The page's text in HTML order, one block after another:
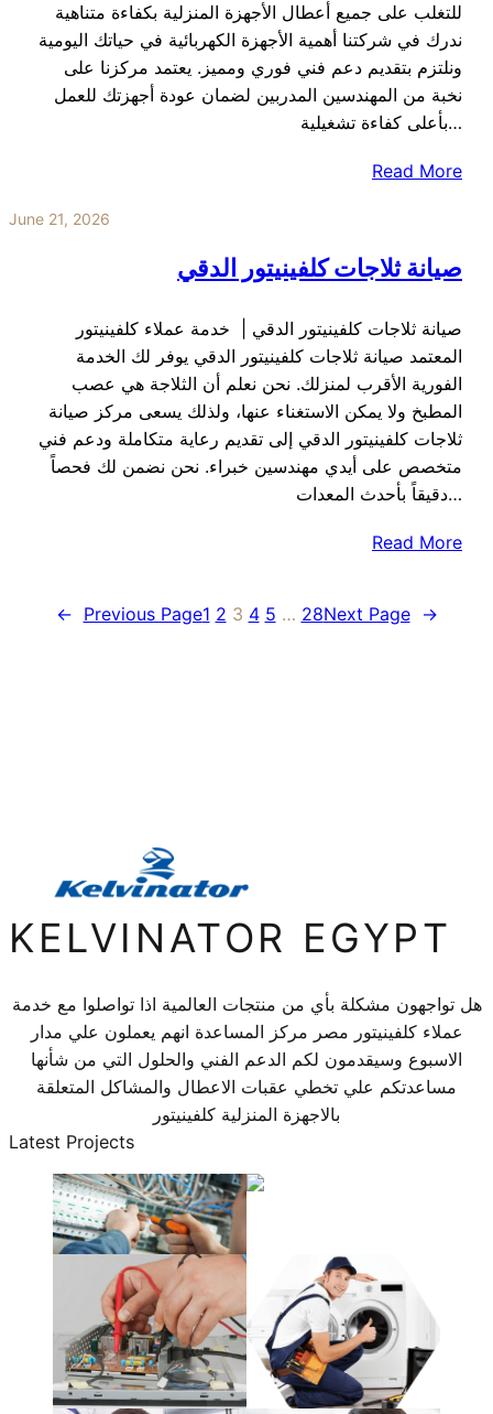
للتغلب على جميع أعطال الأجهزة المنزلية بكفاءة متناهية
ندرك في شركتنا أهمية الأجهزة الكهربائية في حياتك اليومية
ونلتزم بتقديم دعم فني فوري ومميز. يعتمد مركزنا على
نخبة من المهندسين المدربين لضمان عودة أجهزتك للعمل
بأعلى كفاءة تشغيلية…
Read More
June 21, 2026
صيانة ثلاجات كلفينيتور الدقي
صيانة ثلاجات كلفينيتور الدقي | خدمة عملاء كلفينيتور
المعتمد صيانة ثلاجات كلفينيتور الدقي يوفر لك الخدمة
الفورية الأقرب لمنزلك. نحن نعلم أن الثلاجة هي عصب
المطبخ ولا يمكن الاستغناء عنها، ولذلك يسعى مركز صيانة
ثلاجات كلفينيتور الدقي إلى تقديم رعاية متكاملة ودعم فني
متخصص على أيدي مهندسين خبراء. نحن نضمن لك فحصاً
دقيقاً بأحدث المعدات…
Read More
← Previous Page1 2 3 4 5 … 28Next Page →
KELVINATOR EGYPT
هل تواجهون مشكلة بأي من منتجات العالمية اذا تواصلوا مع خدمة
عملاء كلفينيتور مصر مركز المساعدة انهم يعملون علي مدار
الاسبوع وسيقدمون لكم الدعم الفني والحلول التي من شأنها
مساعدتكم علي تخطي عقبات الاعطال والمشاكل المتعلقة
بالاجهزة المنزلية كلفينيتور
Latest Projects